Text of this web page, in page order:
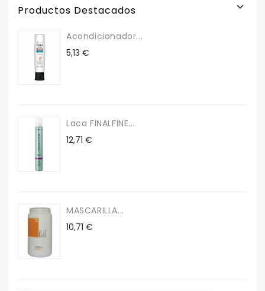
Productos Destacados

Acondicionador...
Precio
5,13 €
Laca FINALFINE...
Precio
12,71 €
MASCARILLA...
Precio
10,71 €